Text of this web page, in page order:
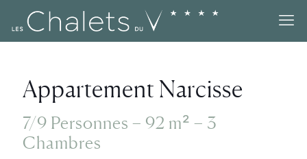
Appartement Narcisse
7/9 Personnes – 92 m² – 3
Chambres